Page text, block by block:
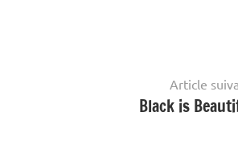
Article
Black is